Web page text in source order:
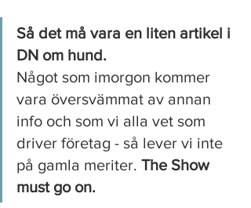
Så det må vara en liten artikel i
DN om hund.
Något som imorgon kommer
vara översvämmat av annan
info och som vi alla vet som
driver företag - så lever vi inte
på gamla meriter. The Show
must go on.